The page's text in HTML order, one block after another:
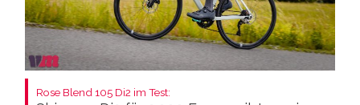
Rose Blend 105 Di2 im Test: